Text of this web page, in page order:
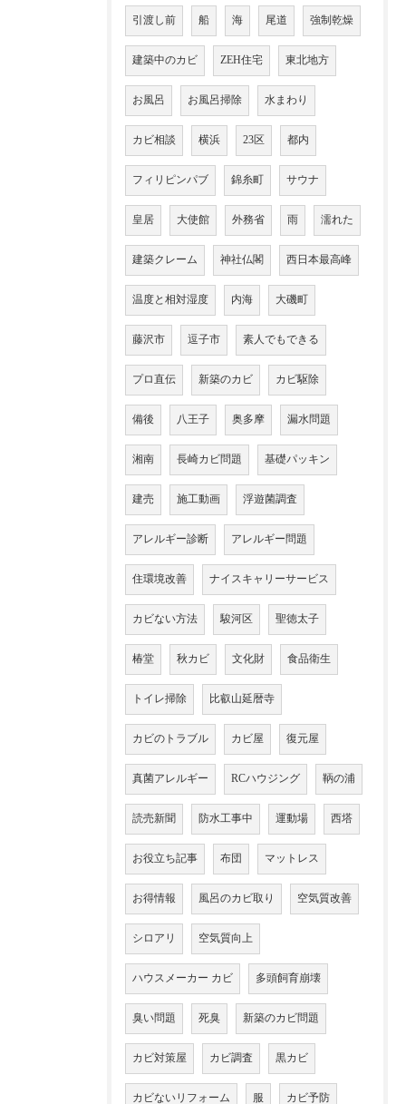
引渡し前 船 海 尾道 強制乾燥
建築中のカビ ZEH住宅 東北地方
お風呂 お風呂掃除 水まわり
カビ相談 横浜 23区 都内
フィリピンパブ 錦糸町 サウナ
皇居 大使館 外務省 雨 濡れた
建築クレーム 神社仏閣 西日本最高峰
温度と相対湿度 内海 大磯町
藤沢市 逗子市 素人でもできる
プロ直伝 新築のカビ カビ駆除
備後 八王子 奥多摩 漏水問題
湘南 長崎カビ問題 基礎パッキン
建売 施工動画 浮遊菌調査
アレルギー診断 アレルギー問題
住環境改善 ナイスキャリーサービス
カビない方法 駿河区 聖徳太子
椿堂 秋カビ 文化財 食品衛生
トイレ掃除 比叡山延暦寺
カビのトラブル カビ屋 復元屋
真菌アレルギー RCハウジング 鞆の浦
読売新聞 防水工事中 運動場 西塔
お役立ち記事 布団 マットレス
お得情報 風呂のカビ取り 空気質改善
シロアリ 空気質向上
ハウスメーカー カビ 多頭飼育崩壊
臭い問題 死臭 新築のカビ問題
カビ対策屋 カビ調査 黒カビ
カビないリフォーム 服 カビ予防